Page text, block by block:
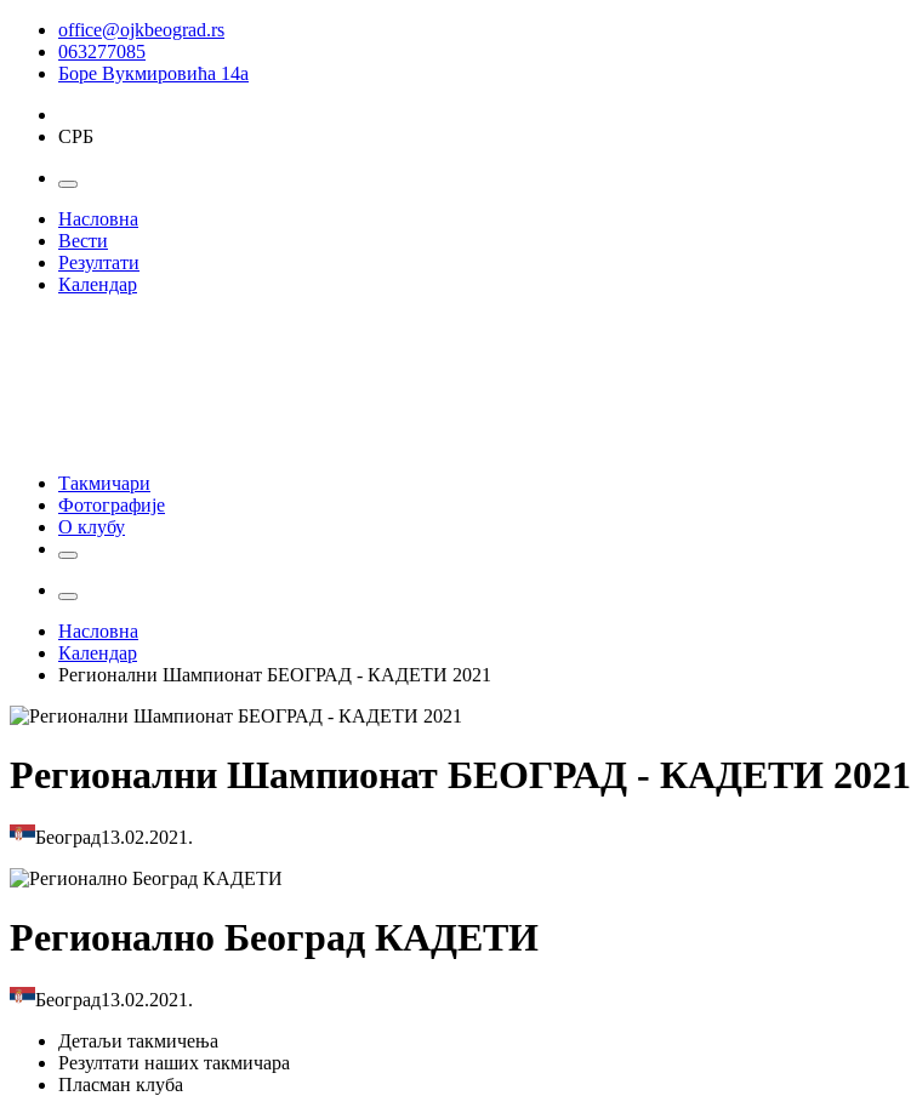
office@ojkbeograd.rs
063277085
Боре Вукмировића 14а
СРБ
Насловна
Вести
Резултати
Календар
Такмичари
Фотографије
О клубу
Насловна
Календар
Регионални Шампионат БЕОГРАД - КАДЕТИ 2021
Регионални Шампионат БЕОГРАД - КАДЕТИ 2021
Београд13.02.2021.
Регионално Београд КАДЕТИ
Београд13.02.2021.
Детаљи такмичења
Резултати наших такмичара
Пласман клуба